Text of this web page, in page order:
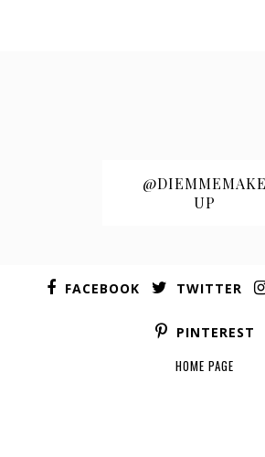
@DIEMMEMAKE
UP
FACEBOOK TWITTER
PINTEREST
HOME PAGE